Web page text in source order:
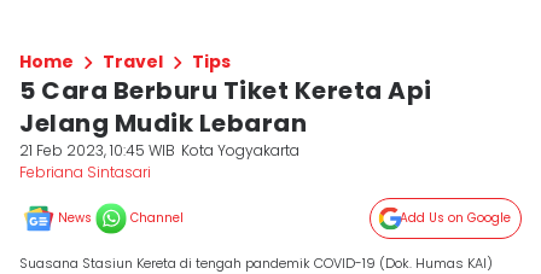
Home Travel Tips
5 Cara Berburu Tiket Kereta Api
Jelang Mudik Lebaran
21 Feb 2023, 10:45 WIB Kota Yogyakarta
Febriana Sintasari
News Channel Add Us on Google
Suasana Stasiun Kereta di tengah pandemik COVID-19 (Dok. Humas KAI)